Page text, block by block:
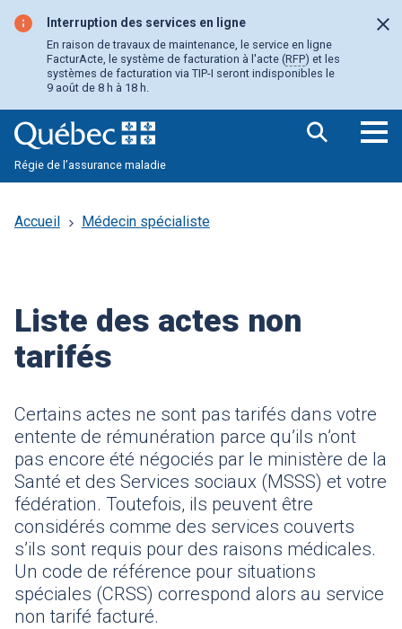
contenu
principal
Interruption des services en ligne
En raison de travaux de maintenance, le service en ligne
FacturActe, le système de facturation à l'acte (RFP) et les
systèmes de facturation via TIP-I seront indisponibles le
9 août de 8 h à 18 h.
Régie de l’assurance maladie
Accueil Médecin spécialiste
Liste des actes non
tarifés
Certains actes ne sont pas tarifés dans votre
entente de rémunération parce qu’ils n’ont
pas encore été négociés par le ministère de la
Santé et des Services sociaux (MSSS) et votre
fédération. Toutefois, ils peuvent être
considérés comme des services couverts
s’ils sont requis pour des raisons médicales.
Un code de référence pour situations
spéciales (CRSS) correspond alors au service
non tarifé facturé.